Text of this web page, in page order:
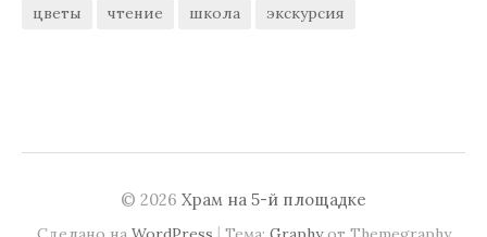
цветы
чтение школа экскурсия
© 2026 Храм на 5-й площадке
|